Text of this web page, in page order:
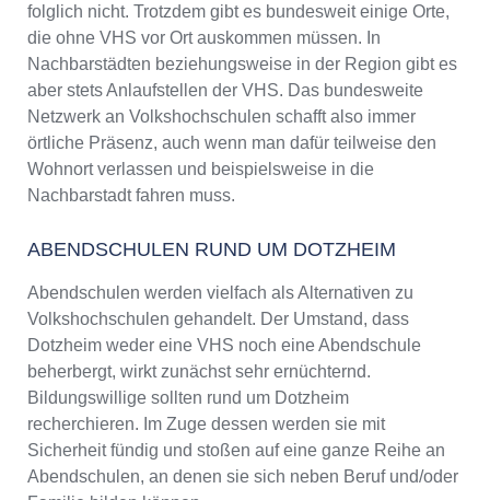
folglich nicht. Trotzdem gibt es bundesweit einige Orte,
die ohne VHS vor Ort auskommen müssen. In
Nachbarstädten beziehungsweise in der Region gibt es
aber stets Anlaufstellen der VHS. Das bundesweite
Netzwerk an Volkshochschulen schafft also immer
örtliche Präsenz, auch wenn man dafür teilweise den
Wohnort verlassen und beispielsweise in die
Nachbarstadt fahren muss.
ABENDSCHULEN RUND UM DOTZHEIM
Abendschulen werden vielfach als Alternativen zu
Volkshochschulen gehandelt. Der Umstand, dass
Dotzheim weder eine VHS noch eine Abendschule
beherbergt, wirkt zunächst sehr ernüchternd.
Bildungswillige sollten rund um Dotzheim
recherchieren. Im Zuge dessen werden sie mit
Sicherheit fündig und stoßen auf eine ganze Reihe an
Abendschulen, an denen sie sich neben Beruf und/oder